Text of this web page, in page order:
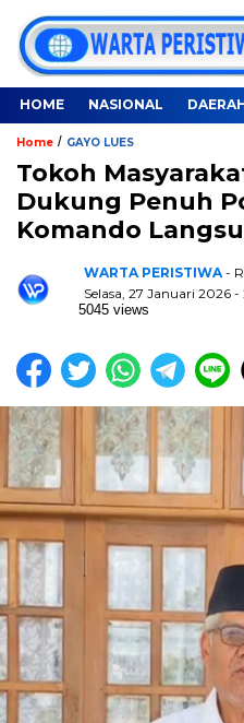
HOME NASIONAL
Home / GAYO LUES
Tokoh
Dukung Penuh
Komando
WARTA PERISTIWA -
Selasa, 27 Januari 2026 -
5045 views